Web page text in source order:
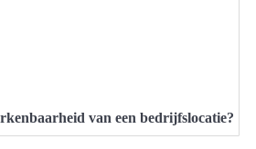
van een bedrijfslocatie?